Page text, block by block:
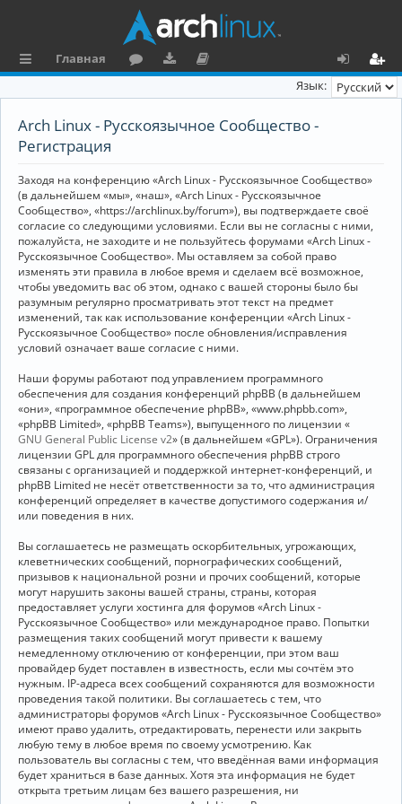
л
и
Главная
н
та
ц
и
я
х
ег
Язык:
Arch Linux - Русскоязычное Сообщество -
Регистрация
Заходя на конференцию «Arch Linux - Русскоязычное Сообщество»
(в дальнейшем «мы», «наш», «Arch Linux - Русскоязычное
Сообщество», «https://archlinux.by/forum»), вы подтверждаете своё
согласие со следующими условиями. Если вы не согласны с ними,
пожалуйста, не заходите и не пользуйтесь форумами «Arch Linux -
Русскоязычное Сообщество». Мы оставляем за собой право
изменять эти правила в любое время и сделаем всё возможное,
чтобы уведомить вас об этом, однако с вашей стороны было бы
разумным регулярно просматривать этот текст на предмет
изменений, так как использование конференции «Arch Linux -
Русскоязычное Сообщество» после обновления/исправления
условий означает ваше согласие с ними.
Наши форумы работают под управлением программного
обеспечения для создания конференций phpBB (в дальнейшем
«они», «программное обеспечение phpBB», «www.phpbb.com»,
«phpBB Limited», «phpBB Teams»), выпущенного по лицензии «
GNU General Public License v2» (в дальнейшем «GPL»). Ограничения
лицензии GPL для программного обеспечения phpBB строго
связаны с организацией и поддержкой интернет-конференций, и
phpBB Limited не несёт ответственности за то, что администрация
конференций определяет в качестве допустимого содержания и/
или поведения в них.
Вы соглашаетесь не размещать оскорбительных, угрожающих,
клеветнических сообщений, порнографических сообщений,
призывов к национальной розни и прочих сообщений, которые
могут нарушить законы вашей страны, страны, которая
предоставляет услуги хостинга для форумов «Arch Linux -
Русскоязычное Сообщество» или международное право. Попытки
размещения таких сообщений могут привести к вашему
немедленному отключению от конференции, при этом ваш
провайдер будет поставлен в известность, если мы сочтём это
нужным. IP-адреса всех сообщений сохраняются для возможности
проведения такой политики. Вы соглашаетесь с тем, что
администраторы форумов «Arch Linux - Русскоязычное Сообщество»
имеют право удалить, отредактировать, перенести или закрыть
любую тему в любое время по своему усмотрению. Как
пользователь вы согласны с тем, что введённая вами информация
будет храниться в базе данных. Хотя эта информация не будет
открыта третьим лицам без вашего разрешения, ни